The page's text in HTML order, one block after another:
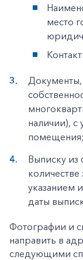
место
наличии),
помещения;
Выписку из
указанием
даты
Фотографии и
направить в
следующими